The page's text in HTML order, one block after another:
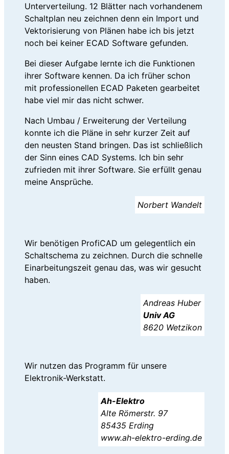
Unterverteilung. 12 Blätter nach vorhandenem
Schaltplan neu zeichnen denn ein Import und
Vektorisierung von Plänen habe ich bis jetzt
noch bei keiner ECAD Software gefunden.
Bei dieser Aufgabe lernte ich die Funktionen
ihrer Software kennen. Da ich früher schon
mit professionellen ECAD Paketen gearbeitet
habe viel mir das nicht schwer.
Nach Umbau / Erweiterung der Verteilung
konnte ich die Pläne in sehr kurzer Zeit auf
den neusten Stand bringen. Das ist schließlich
der Sinn eines CAD Systems. Ich bin sehr
zufrieden mit ihrer Software. Sie erfüllt genau
meine Ansprüche.
Norbert Wandelt
Wir benötigen ProfiCAD um gelegentlich ein
Schaltschema zu zeichnen. Durch die schnelle
Einarbeitungszeit genau das, was wir gesucht
haben.
Andreas Huber
Univ AG
8620 Wetzikon
Wir nutzen das Programm für unsere
Elektronik-Werkstatt.
Ah-Elektro
Alte Römerstr. 97
85435 Erding
www.ah-elektro-erding.de